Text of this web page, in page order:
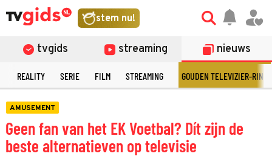
stem nu!
tvgids streaming nieuws
REALITY SERIE FILM STREAMING GOUDEN TELEVIZIER-RING
AMUSEMENT
Geen fan van het EK Voetbal? Dít zijn de
beste alternatieven op televisie